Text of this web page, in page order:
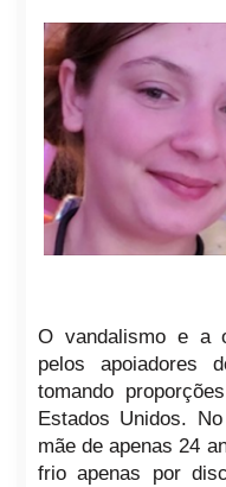
O vandalismo e a
pelos apoiadores
tomando
Estados Unidos.
mãe de apenas 24
frio apenas por